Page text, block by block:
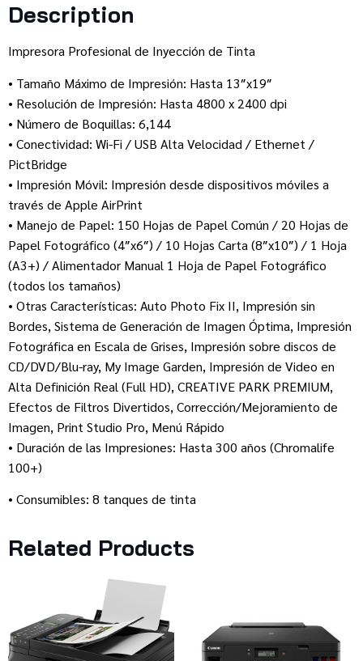
Description
Impresora Profesional de Inyección de Tinta
• Tamaño Máximo de Impresión: Hasta 13″x19″
• Resolución de Impresión: Hasta 4800 x 2400 dpi
• Número de Boquillas: 6,144
• Conectividad: Wi-Fi / USB Alta Velocidad / Ethernet /
PictBridge
• Impresión Móvil: Impresión desde dispositivos móviles a
través de Apple AirPrint
• Manejo de Papel: 150 Hojas de Papel Común / 20 Hojas de
Papel Fotográfico (4″x6″) / 10 Hojas Carta (8″x10″) / 1 Hoja
(A3+) / Alimentador Manual 1 Hoja de Papel Fotográfico
(todos los tamaños)
• Otras Características: Auto Photo Fix II, Impresión sin
Bordes, Sistema de Generación de Imagen Óptima, Impresión
Fotográfica en Escala de Grises, Impresión sobre discos de
CD/DVD/Blu-ray, My Image Garden, Impresión de Video en
Alta Definición Real (Full HD), CREATIVE PARK PREMIUM,
Efectos de Filtros Divertidos, Corrección/Mejoramiento de
Imagen, Print Studio Pro, Menú Rápido
• Duración de las Impresiones: Hasta 300 años (Chromalife
100+)
• Consumibles: 8 tanques de tinta
Related Products